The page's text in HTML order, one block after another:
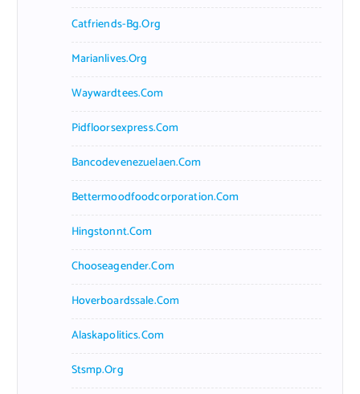
Catfriends-Bg.org
Marianlives.org
Waywardtees.com
Pidfloorsexpress.com
Bancodevenezuelaen.com
Bettermoodfoodcorporation.com
Hingstonnt.com
Chooseagender.com
Hoverboardssale.com
Alaskapolitics.com
Stsmp.org